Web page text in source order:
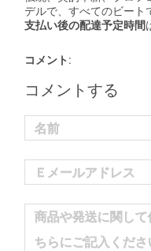
デルで、すべてのビート
支払い後の配達予定時間
コメント:
コメントする
名前
Ｅメールアドレス
商品や発送に関し
ちらにご記入くださ